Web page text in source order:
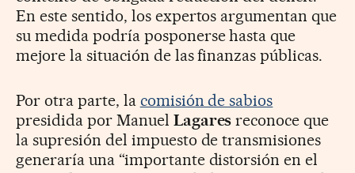
En este sentido, los expertos argumentan que
su medida podría posponerse hasta que
mejore la situación de las finanzas públicas.
Por otra parte, la comisión de sabios
presidida por Manuel Lagares reconoce que
la supresión del impuesto de transmisiones
generaría una “importante distorsión en el